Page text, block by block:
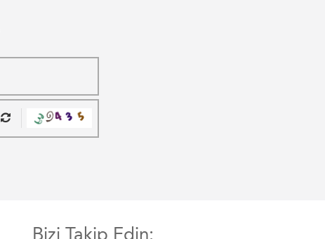
Bizi Takip Edin: